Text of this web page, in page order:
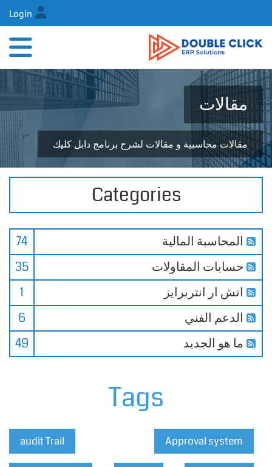
Login
مقالات
مقالات محاسبية و مقالات لشرح برنامج دابل كليك
Categories
المحاسبة المالية
74
حسابات المقاولات
35
اتش ار انتربرايز
1
الدعم الفني
6
ما هو الجديد
49
Tags
Approval system
audit Trail